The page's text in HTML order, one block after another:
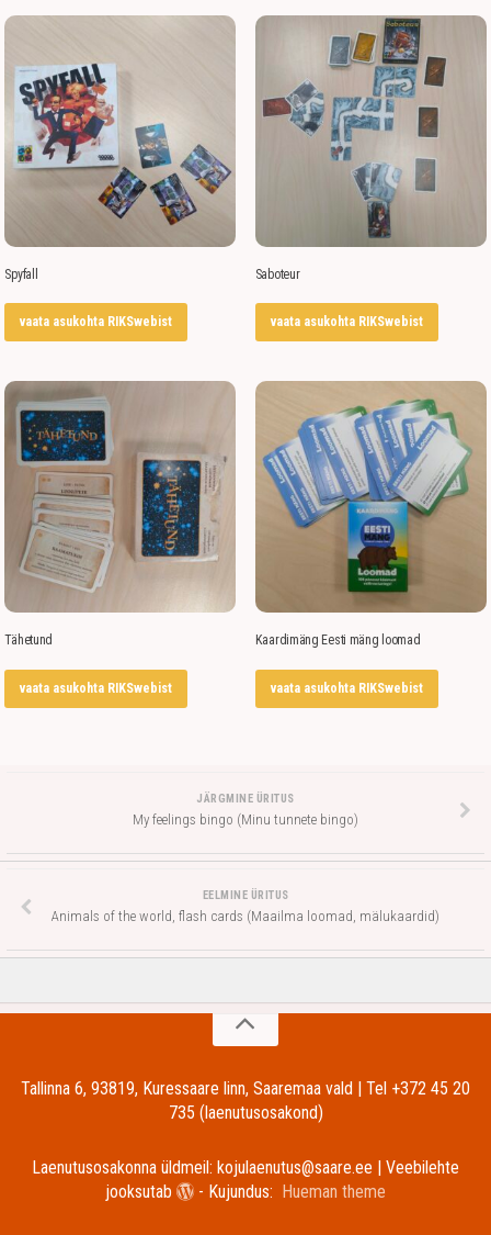
Spyfall
vaata asukohta RIKSwebist
Saboteur
vaata asukohta RIKSwebist
Tähetund
vaata asukohta RIKSwebist
Kaardimäng Eesti mäng loomad
vaata asukohta RIKSwebist
JÄRGMINE ÜRITUS
My feelings bingo (Minu tunnete bingo)
EELMINE ÜRITUS
Animals of the world, flash cards (Maailma loomad, mälukaardid)
Tallinna 6, 93819, Kuressaare linn, Saaremaa vald | Tel +372 45 20
735 (laenutusosakond)
Laenutusosakonna üldmeil: kojulaenutus@saare.ee | Veebilehte
jooksutab
- Kujundus: Hueman theme